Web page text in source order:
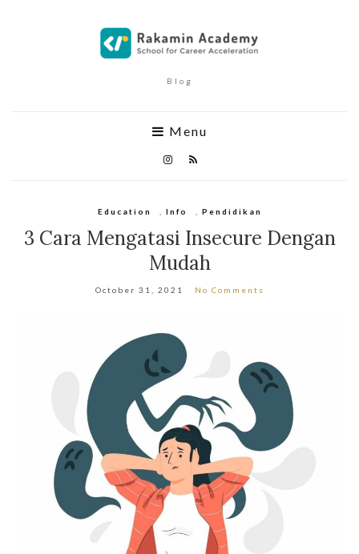
Blog
Menu
Education Info Pendidikan
3 Cara Mengatasi Insecure Dengan
Mudah
October 31, 2021 No Comments